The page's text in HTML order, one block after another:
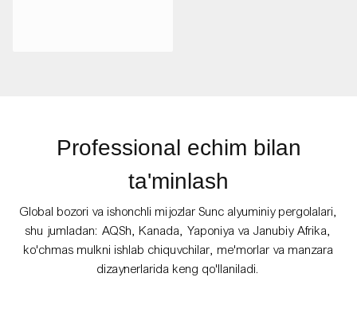
Professional echim bilan
ta'minlash
Global bozori va ishonchli mijozlar Sunc alyuminiy pergolalari,
shu jumladan: AQSh, Kanada, Yaponiya va Janubiy Afrika,
ko'chmas mulkni ishlab chiquvchilar, me'morlar va manzara
dizaynerlarida keng qo'llaniladi.